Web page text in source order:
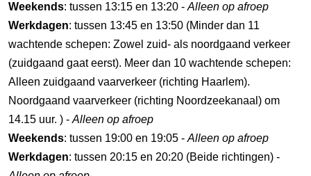
Weekends: tussen 13:15 en 13:20 - Alleen op afroep
Werkdagen: tussen 13:45 en 13:50 (Minder dan 11
wachtende schepen: Zowel zuid- als noordgaand verkeer
(zuidgaand gaat eerst). Meer dan 10 wachtende schepen:
Alleen zuidgaand vaarverkeer (richting Haarlem).
Noordgaand vaarverkeer (richting Noordzeekanaal) om
14.15 uur. ) - Alleen op afroep
Weekends: tussen 19:00 en 19:05 - Alleen op afroep
Werkdagen: tussen 20:15 en 20:20 (Beide richtingen) -